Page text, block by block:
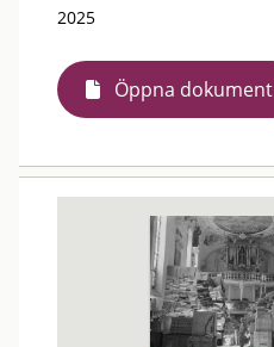
2025
Öppna dokument